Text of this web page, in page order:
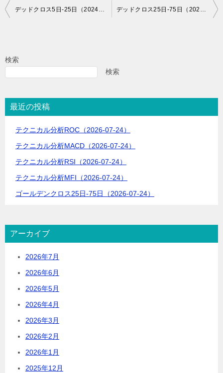
投
ビ
シ
ョ
デッドクロス5日-25日（2024-05-22） デッドクロス25日-75日（2024-05-22）
検索
検索
最近の投稿
テクニカル分析ROC（2026-07-24）
テクニカル分析MACD（2026-07-24）
テクニカル分析RSI（2026-07-24）
テクニカル分析MFI（2026-07-24）
ゴールデンクロス25日-75日（2026-07-24）
アーカイブ
2026年7月
2026年6月
2026年5月
2026年4月
2026年3月
2026年2月
2026年1月
2025年12月